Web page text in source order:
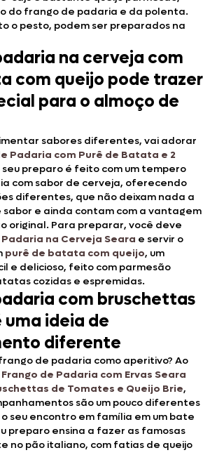
do frango de padaria e da polenta.
o pesto, podem ser preparados na
na cerveja com
com queijo pode trazer
para o almoço de
sabores diferentes, vai adorar
Padaria com Purê de Batata e 2
seu preparo é feito com um tempero
com sabor de cerveja, oferecendo
diferentes, que não deixam nada a
e ainda contam com a vantagem
original. Para preparar, você deve
na Cerveja Seara e servir o
purê de batata com queijo, um
e delicioso, feito com parmesão
cozidas e espremidas.
com bruschettas
uma ideia de
diferente
de padaria como aperitivo? Ao
de Padaria com Ervas Seara
de Tomates e Queijo Brie,
são um pouco diferentes
seu encontro em família em um bate
preparo ensina a fazer as famosas
no pão italiano, com fatias de queijo